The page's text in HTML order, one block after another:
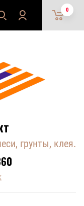
0
грунты, клея.